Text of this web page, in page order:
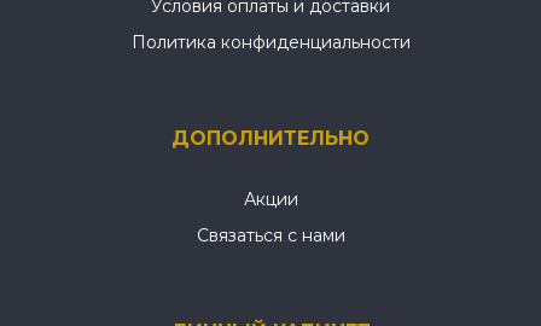
Условия оплаты и доставки
Политика конфиденциальности
ДОПОЛНИТЕЛЬНО
Акции
Связаться с нами